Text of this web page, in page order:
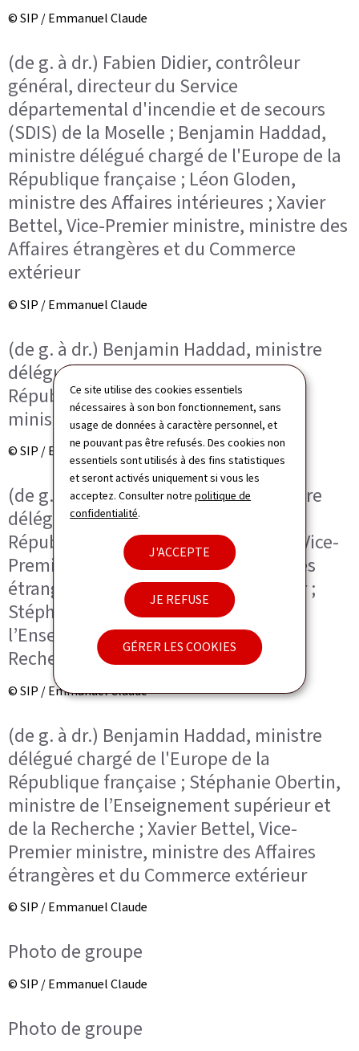
Ce site utilise des cookies essentiels
nécessaires à son bon fonctionnement, sans
usage de données à caractère personnel, et
ne pouvant pas être refusés. Des cookies non
essentiels sont utilisés à des fins statistiques
et seront activés uniquement si vous les
acceptez. Consulter notrepolitique de
confidentialité.
J'ACCEPTE
JE REFUSE
GÉRER LES COOKIES
© SIP / Emmanuel Claude
(de g. à dr.) Fabien Didier, contrôleur
général, directeur du Service
départemental d'incendie et de secours
(SDIS) de la Moselle ; Benjamin Haddad,
ministre délégué chargé de l'Europe de la
République française ; Léon Gloden,
ministre des Affaires intérieures ; Xavier
Bettel, Vice-Premier ministre, ministre des
Affaires étrangères et du Commerce
extérieur
© SIP / Emmanuel Claude
(de g. à dr.) Benjamin Haddad, ministre
délégué chargé de l'Europe de la
République française ; Léon Gloden,
ministre des Affaires intérieures
© SIP / Emmanuel Claude
(de g. à dr.) Benjamin Haddad, ministre
délégué chargé de l'Europe de la
République française ; Xavier Bettel, Vice-
Premier ministre, ministre des Affaires
étrangères et du Commerce extérieur ;
Stéphanie Obertin, ministre de
l’Enseignement supérieur et de la
Recherche
© SIP / Emmanuel Claude
(de g. à dr.) Benjamin Haddad, ministre
délégué chargé de l'Europe de la
République française ; Stéphanie Obertin,
ministre de l’Enseignement supérieur et
de la Recherche ; Xavier Bettel, Vice-
Premier ministre, ministre des Affaires
étrangères et du Commerce extérieur
© SIP / Emmanuel Claude
Photo de groupe
© SIP / Emmanuel Claude
Photo de groupe